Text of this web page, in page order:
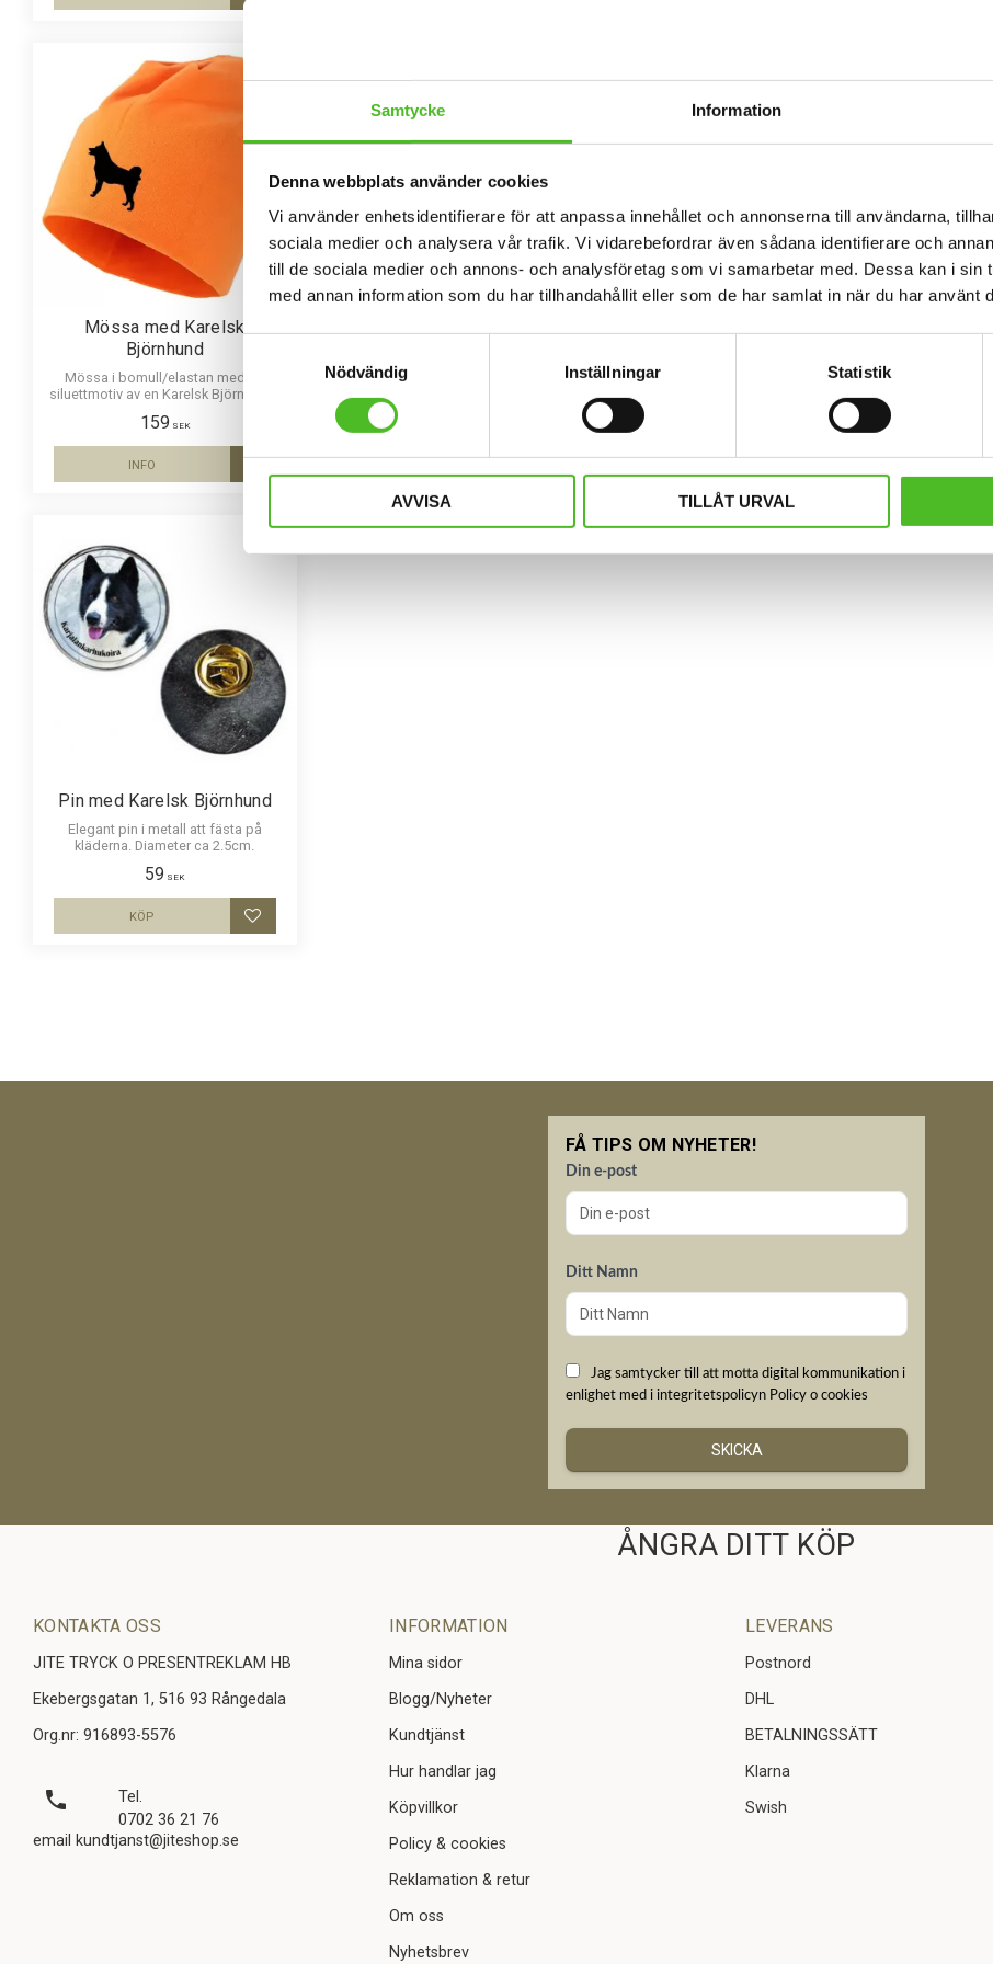
Samtycke Information
Denna webbplats använder cookies
Vi använder enhetsidentifierare för att anpassa innehållet och annonserna till användarna,
sociala medier och analysera vår trafik. Vi vidarebefordrar även sådana identifierare och
till de sociala medier och annons- och analysföretag som vi samarbetar med. Dessa kan i sin
med annan information som du har tillhandahållit eller som de har samlat in när du har använt
Nödvändig
Inställningar Statistik
AVVISA TILLÅT URVAL
Mössa med Karelsk
Björnhund
Mössa i bomull/elastan med ett
siluettmotiv av en Karelsk Björnhund.
159 SEK
Lägg till i favoriter
INFO
Nummerlappshållare i metall med
säkerhetsnål för att sätta fast på
kläderna och en stark klämma för
nummerlappen. Bilden är ca 27mm i
hållbar och ge ett uttryck av djup i
bilden.
Lägg till i favoriter
Elegant nyckelring i massiv metall.
Bilden är ca 27mm i diameter och
laminerad för att vara hållbar och ge
Lägg till i favoriter
Karelsk
bak.
Pin med Karelsk Björnhund
Elegant pin i metall att fästa på
kläderna. Diameter ca 2.5cm.
59 SEK
Lägg till i favoriter
KÖP
FÅ TIPS OM NYHETER!
Din e-post
Ditt Namn
Jag samtycker till att motta digital kommunikation i
enlighet med i integritetspolicyn Policy o cookies
SKICKA
ÅNGRA DITT KÖP
KONTAKTA OSS
JITE TRYCK O PRESENTREKLAM HB
Ekebergsgatan 1, 516 93 Rångedala
Org.nr: 916893-5576
local_phone
Tel.
0702 36 21 76
email kundtjanst@jiteshop.se
INFORMATION
Mina sidor
Blogg/Nyheter
Kundtjänst
Hur handlar jag
Köpvillkor
Policy & cookies
Reklamation & retur
Om oss
Nyhetsbrev
LEVERANS
Postnord
DHL
BETALNINGSSÄTT
Klarna
Swish